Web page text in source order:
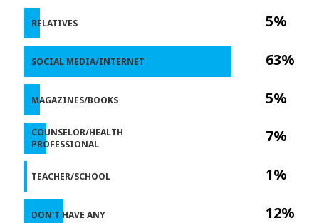
5%
63%
5%
7%
1%
12%
RELATIVES
SOCIAL MEDIA/INTERNET
MAGAZINES/BOOKS
COUNSELOR/HEALTH
PROFESSIONAL
TEACHER/SCHOOL
DON'T HAVE ANY